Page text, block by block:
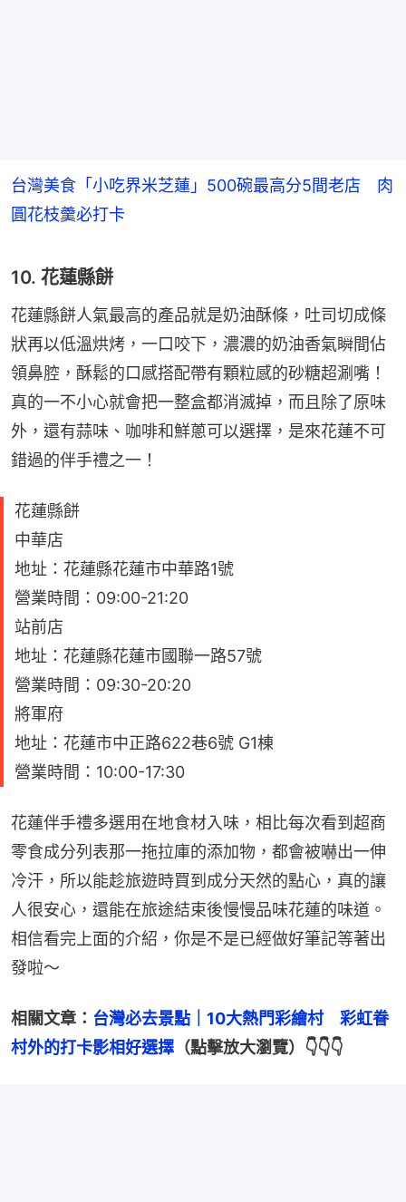
台灣美食「小吃界米芝蓮」500碗最高分5間老店 肉
圓花枝羹必打卡
10. 花蓮縣餅
花蓮縣餅人氣最高的產品就是奶油酥條，吐司切成條
狀再以低溫烘烤，一口咬下，濃濃的奶油香氣瞬間佔
領鼻腔，酥鬆的口感搭配帶有顆粒感的砂糖超涮嘴！
真的一不小心就會把一整盒都消滅掉，而且除了原味
外，還有蒜味、咖啡和鮮蔥可以選擇，是來花蓮不可
錯過的伴手禮之一！
花蓮縣餅
中華店
地址：花蓮縣花蓮市中華路1號
營業時間：09:00-21:20
站前店
地址：花蓮縣花蓮市國聯一路57號
營業時間：09:30-20:20
將軍府
地址：花蓮市中正路622巷6號 G1棟
營業時間：10:00-17:30
花蓮伴手禮多選用在地食材入味，相比每次看到超商
零食成分列表那一拖拉庫的添加物，都會被嚇出一伸
冷汗，所以能趁旅遊時買到成分天然的點心，真的讓
人很安心，還能在旅途結束後慢慢品味花蓮的味道。
相信看完上面的介紹，你是不是已經做好筆記等著出
發啦～
相關文章： 台灣必去景點｜10大熱門彩繪村　彩虹眷
村外的打卡影相好選擇 （點擊放大瀏覽）👇👇👇